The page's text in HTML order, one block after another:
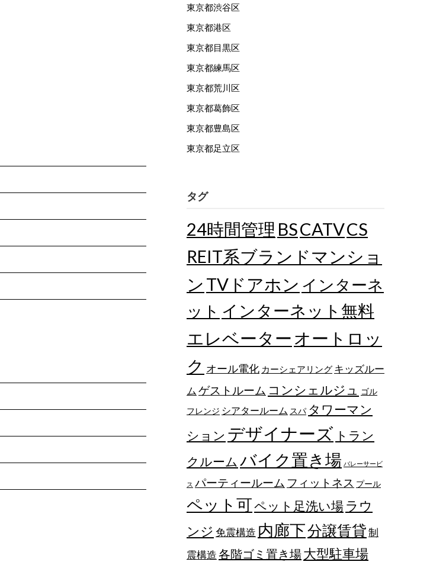
東京都渋谷区
東京都港区
東京都目黒区
東京都練馬区
東京都荒川区
東京都葛飾区
東京都豊島区
東京都足立区
タグ
24時間管理 BSCATVCS
REIT系ブランドマンショ
ン TVドアホン インターネ
ット インターネット無料
エレベーター オートロッ
ク オール電化 カーシェアリング キッズルー
ム ゲストルーム コンシェルジュ
ゴル
フレンジ シアタールーム スパ タワーマン
ション デザイナーズ トラン
クルーム バイク置き場 バレーサービ
ス パーティールーム フィットネス プール
ペット可ペット足洗い場 ラウ
ンジ 免震構造 内廊下分譲賃貸制
震構造各階ゴミ置き場大型駐車場